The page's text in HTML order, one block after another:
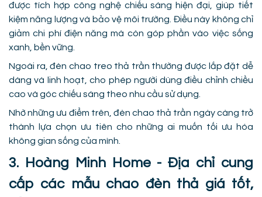
được tích hợp công nghệ chiếu sáng hiện đại, giúp tiết
kiệm năng lượng và bảo vệ môi trường. Điều này không chỉ
giảm chi phí điện năng mà còn góp phần vào việc sống
xanh, bền vững.
Ngoài ra, đèn chao treo thả trần thường được lắp đặt dễ
dàng và linh hoạt, cho phép người dùng điều chỉnh chiều
cao và góc chiếu sáng theo nhu cầu sử dụng.
Nhờ những ưu điểm trên, đèn chao thả trần ngày càng trở
thành lựa chọn ưu tiên cho những ai muốn tối ưu hóa
không gian sống của mình.
3. Hoàng Minh Home - Địa chỉ cung
cấp các mẫu chao đèn thả giá tốt,